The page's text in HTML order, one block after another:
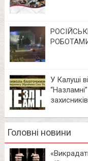
У Калуші
захисників
Головні новини